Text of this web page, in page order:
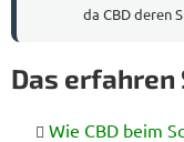
da CBD deren
Das erfahren
Wie CBD beim